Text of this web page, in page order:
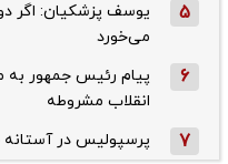
5
یوسف پزشکیان: اگر
می‌خورد
6
پیام رئیس جمهور به
انقلاب مشروطه
7 پرسپولیس در آستانه جذب ۳